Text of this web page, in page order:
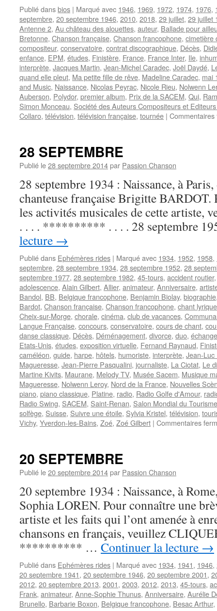
Publié dansbios | Marqué avec 1946, 1969, 1972, 1974, 1976,
septembre, 20 septembre 1946, 2010, 2018, 29 juillet, 29 juillet
Antenne 2, Au château des alouettes, auteur, Ballade pour
Bretonne, Chanson française, Chanson francophone, cimetière
compositeur, conservatoire, contrat discographique, Décès,
enfance, EPM, études, Finistère, France, France Inter, Ile,
interprète, Jacques Martin, Jean-Michel Caradec, Joël Daydé,
quand elle pleut, Ma petite fille de rêve, Madeline Caradec, mai
and Music, Naissance, Nicolas Peyrac, Nicole Rieu, Nolwenn
Auberson, Polydor, premier album, Prix de la SACEM, Qui,
Simon Monceau, Société des Auteurs Compositeurs et
Collaro, télévision, télévision française, tournée | Commentaires
28 SEPTEMBRE
Publié le28 septembre 2014par Passion Chanson
28 septembre 1934 : Naissance, à
chanteuse française Brigitte BARDOT.
les activités musicales de cette artiste,
. . . . ********** . . . . 28 septembre
lecture →
Publié dans Ephémères rides | Marqué avec 1934, 1952, 1958,
septembre, 28 septembre 1934, 28 septembre 1952, 28
septembre 1977, 28 septembre 1982, 45-tours, accident routier
adolescence, Alain Gilbert, Allier, animateur, Anniversaire,
Bandol, BB, Belgique francophone, Benjamin Biolay, biographie
Bardot, Chanson française, Chanson francophone, chant lyrique
Cheix-sur-Morge, chorale, cinéma, club de vacances,
Langue Française, concours, conservatoire, cours de chant,
danse classique, Décès, Déménagement, divorce, duo,
Etats-Unis, études, exposition virtuelle, Fernand Raynaud,
caméléon, guide, harpe, hôtels, humoriste, interprète, Jean-Luc
Magueresse, Jean-Pierre Pasqualini, journaliste, La Ciotat, Le
Martine Kivits, Maurane, Melody TV, Musée Sacem, Musique
Magueresse, Nolwenn Leroy, Nord de la France, Nouvelles
piano, piano classique, Platine, radio, Radio Golfe d'Amour,
Radio Swing, SACEM, Saint-Renan, Salon Mondial du
solfège, Suisse, Suivre une étoile, Sylvia Kristel, télévision,
Vichy, Yverdon-les-Bains, Zoé, Zoé Gilbert | Commentaires
20 SEPTEMBRE
Publié le20 septembre 2014par Passion Chanson
20 septembre 1934 : Naissance, à
Sophia LOREN. Pour connaître une
artiste et les faits qui l’ont amenée à
chansons en français, veuillez
********** … Continuer la lecture →
Publié dans Ephémères rides | Marqué avec 1934, 1941, 1946,
20 septembre 1941, 20 septembre 1946, 20 septembre 2001,
2012, 20 septembre 2013, 2001, 2003, 2012, 2013, 45-tours,
Frank, animateur, Anne-Sophie Thunus, Anniversaire, Aurélie
Brunello, Barbarie Boxon, Belgique francophone, Besac Arthur,